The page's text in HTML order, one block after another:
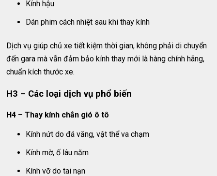
Kính hậu
Dán phim cách nhiệt sau khi thay kính
Dịch vụ giúp chủ xe tiết kiệm thời gian, không phải di chuyển
đến gara mà vẫn đảm bảo kính thay mới là hàng chính hãng,
chuẩn kích thước xe.
H3 – Các loại dịch vụ phổ biến
H4 – Thay kính chắn gió ô tô
Kính nứt do đá văng, vật thể va chạm
Kính mờ, ố lâu năm
Kính vỡ do tai nạn